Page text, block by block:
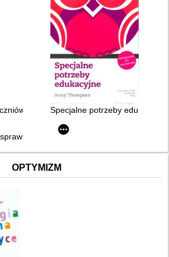
o inteligencji niższej niż przeciętna
Specjalne potrzeby
na ścieżkach życia : kultura,
OPTYMIZM